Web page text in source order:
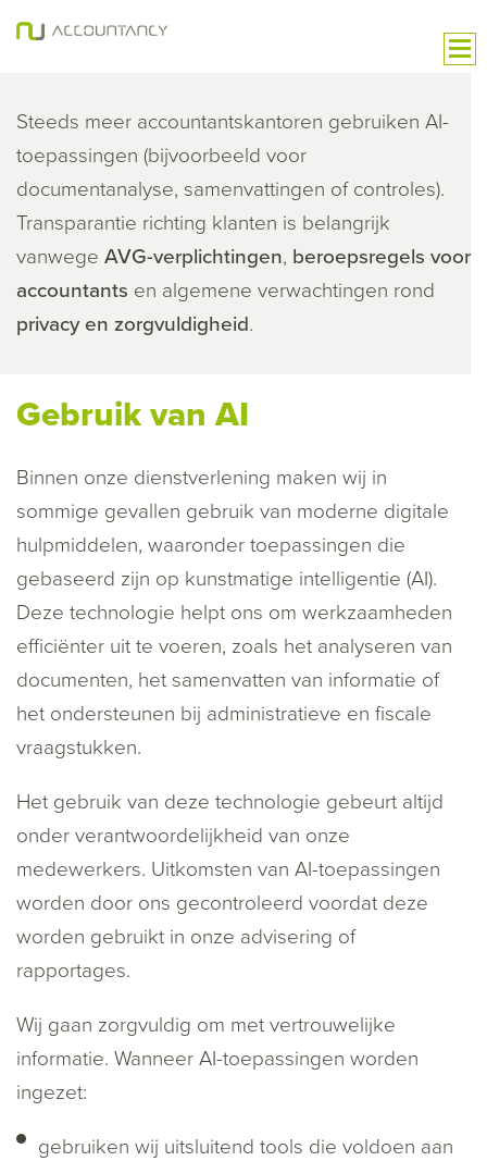
Steeds meer accountantskantoren gebruiken AI-
toepassingen (bijvoorbeeld voor
documentanalyse, samenvattingen of controles).
Transparantie richting klanten is belangrijk
vanwege AVG-verplichtingen, beroepsregels voor
accountants en algemene verwachtingen rond
privacy en zorgvuldigheid.
Gebruik van AI
Binnen onze dienstverlening maken wij in
sommige gevallen gebruik van moderne digitale
hulpmiddelen, waaronder toepassingen die
gebaseerd zijn op kunstmatige intelligentie (AI).
Deze technologie helpt ons om werkzaamheden
efficiënter uit te voeren, zoals het analyseren van
documenten, het samenvatten van informatie of
het ondersteunen bij administratieve en fiscale
vraagstukken.
Het gebruik van deze technologie gebeurt altijd
onder verantwoordelijkheid van onze
medewerkers. Uitkomsten van AI-toepassingen
worden door ons gecontroleerd voordat deze
worden gebruikt in onze advisering of
rapportages.
Wij gaan zorgvuldig om met vertrouwelijke
informatie. Wanneer AI-toepassingen worden
ingezet:
gebruiken wij uitsluitend tools die voldoen aan